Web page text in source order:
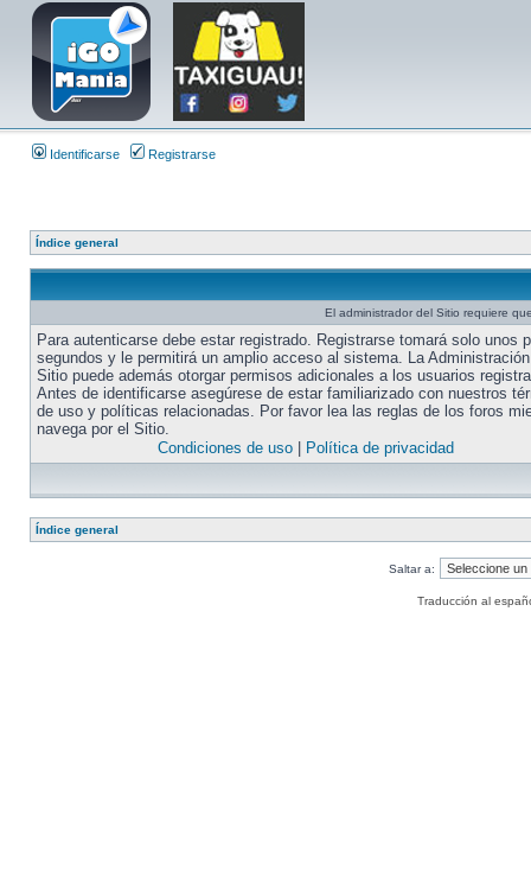
Identificarse Registrarse
Índice general
El administrador del Sitio requiere
Para autenticarse debe estar registrado. Registrarse tomará solo unos
segundos y le permitirá un amplio acceso al sistema. La
Sitio puede además otorgar permisos adicionales a los usuarios
Antes de identificarse asegúrese de estar familiarizado con nuestros
de uso y políticas relacionadas. Por favor lea las reglas de los foros
navega por el Sitio.
Condiciones de uso| Política de privacidad
Índice general
Saltar a:
Traducción al